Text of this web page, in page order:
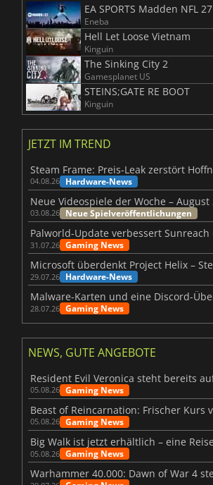
EA SPORTS Madden NFL 27
Eneba
Hell Let Loose Vietnam
Kinguin
The Sinking City 2
Gamesplanet US
STEINS;GATE RE BOOT
Kinguin
JETZT IM TREND
04.08.26 Hardware-News
03.08.26 Neue Spielveröffentlichungen
31.07.26 Gaming News
29.07.26 Hardware-News
28.07.26 Gaming News
NEWS, GUTE ANGEBOTE
05.08.26 Gaming News
05.08.26 Gaming News
05.08.26 Gaming News